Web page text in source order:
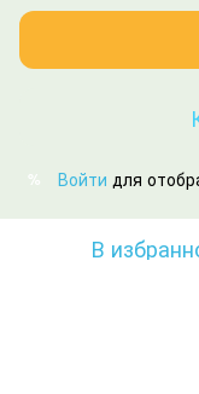
% Войти для
В